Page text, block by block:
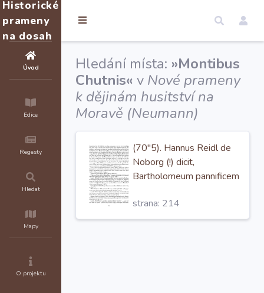
Historické
prameny
na dosah
Úvod
Edice
Regesty
Hledat
Mapy
O projektu
Hledání místa: »Montibus
Chutnis« v Nové prameny
k dějinám husitství na
Moravě (Neumann)
(70"5). Hannus Reidl de
Noborg (!) dicit,
Bartholomeum pannificem
parte Petri Czimmermann
pannificis, qui obiit in
strana: 214